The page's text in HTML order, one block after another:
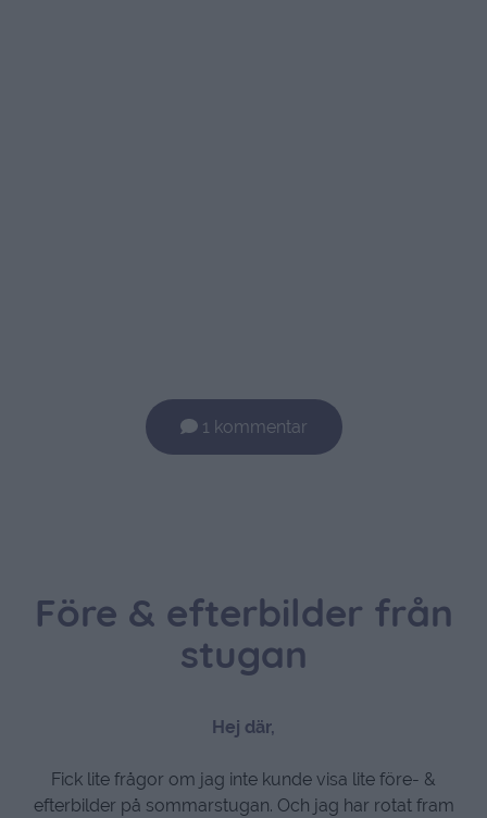
1 kommentar
Före & efterbilder från
stugan
Hej där,
Fick lite frågor om jag inte kunde visa lite före- &
efterbilder på sommarstugan. Och jag har rotat fram